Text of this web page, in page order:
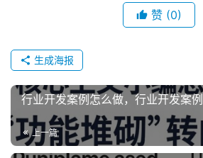
赞 (0)
生成海报
行业开发案例怎么做，行业开发案例
上一篇